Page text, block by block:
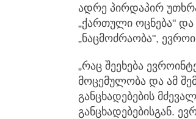
ადრე პირდაპირ
„ქართული ოცნება"
„ნაცმოძრაობა",
„რაც შეეხება
მოცემულობა და ამ
განცხადებების
განცხადებებისგან.